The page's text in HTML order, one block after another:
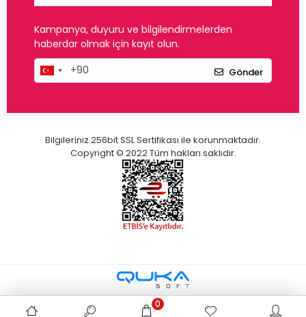
Kampanya, duyuru ve bilgilendirmelerden
haberdar olmak için kayıt olun.
Gönder
Bilgileriniz 256bit SSL Sertifikası ile korunmaktadır.
Copyright © 2022 Tüm hakları saklıdır.
0